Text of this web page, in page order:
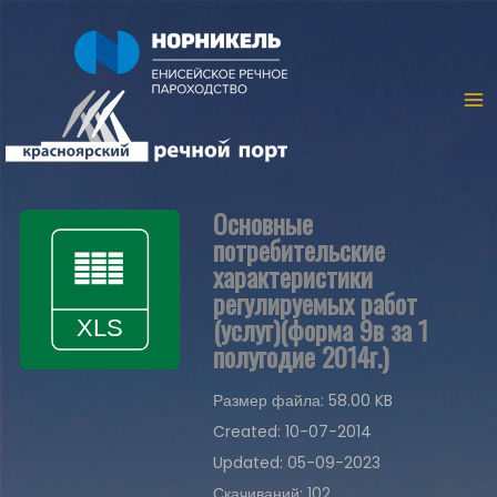
Основные
потребительские
характеристики
регулируемых работ
(услуг)(форма 9в за 1
полугодие 2014г.)
Размер файла: 58.00 KB
Created: 10-07-2014
Updated: 05-09-2023